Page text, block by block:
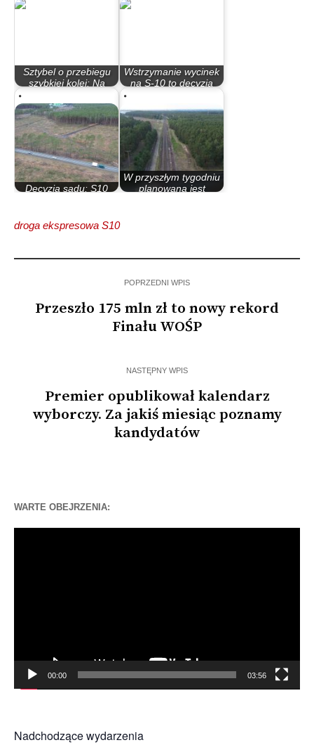
Sztybel o przebiegu
szybkiej kolei: Na
Wstrzymanie wycinek
na S-10 to decyzja
Decyzja sądu: S10
W przyszłym tygodniu
planowana jest
droga ekspresowa S10
POPRZEDNI WPIS
Przeszło 175 mln zł to nowy rekord
Finału WOŚP
NASTĘPNY WPIS
Premier opublikował kalendarz
wyborczy. Za jakiś miesiąc poznamy
kandydatów
WARTE OBEJRZENIA:
00:00 03:56
Nadchodzące wydarzenia